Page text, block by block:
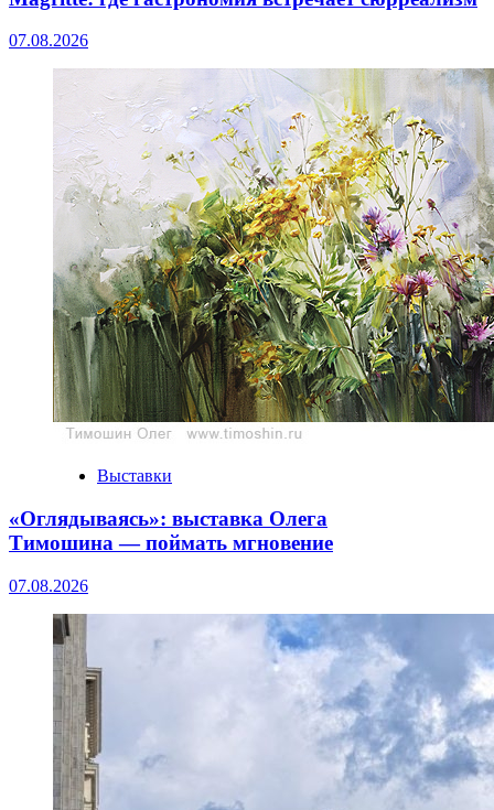
07.08.2026
Выставки
«Оглядываясь»: выставка Олега
Тимошина — поймать мгновение
07.08.2026